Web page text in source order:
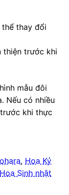
thay đổi
thiện trước khi
mẫu đôi
Nếu có nhiều
khi thực
, Hoa Kỷ
Hoa Sinh nhật